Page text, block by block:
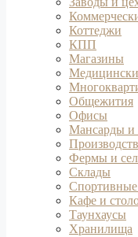
Коттеджи
КПП
Магазины
Общежития
Офисы
Мансарды и
Фермы и
Склады
Кафе и
Таунхаусы
Хранилища